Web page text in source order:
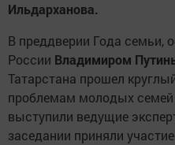
Ильдарханова.
В преддверии Года семьи,
России Владимиром
Татарстана прошел
проблемам молодых семей
выступили ведущие
заседании приняли